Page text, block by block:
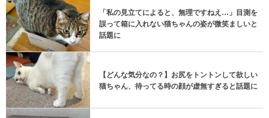
「私の見立てによると、無理ですねえ…」目測を
誤って箱に入れない猫ちゃんの姿が微笑ましいと
話題に
【どんな気分なの？】お尻をトントンして欲しい
猫ちゃん、待ってる時の顔が虚無すぎると話題に